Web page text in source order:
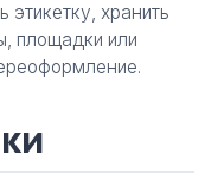
этикетку, хранить
площадки или